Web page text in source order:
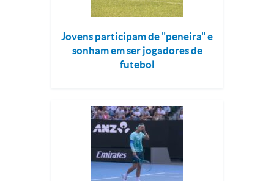
Jovens participam de "peneira" e
sonham em ser jogadores de
futebol